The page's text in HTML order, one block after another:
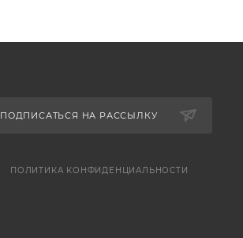
ПОДПИСАТЬСЯ НА РАССЫЛКУ
ПОЛИТИКА КОНФИДЕНЦИАЛЬНОСТИ